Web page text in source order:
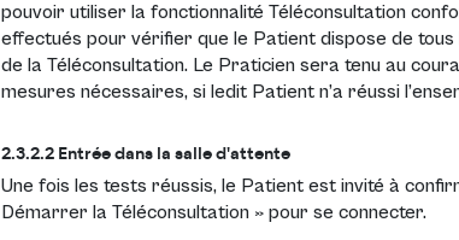
pouvoir utiliser la fonctionnalité Téléconsultation
effectués pour vérifier que le Patient dispose de
de la Téléconsultation. Le Praticien sera tenu au
mesures nécessaires, si ledit Patient n’a réussi
2.3.2.2 Entrée dans la salle d'attente
Une fois les tests réussis, le Patient est invité à
Démarrer la Téléconsultation » pour se connecter.